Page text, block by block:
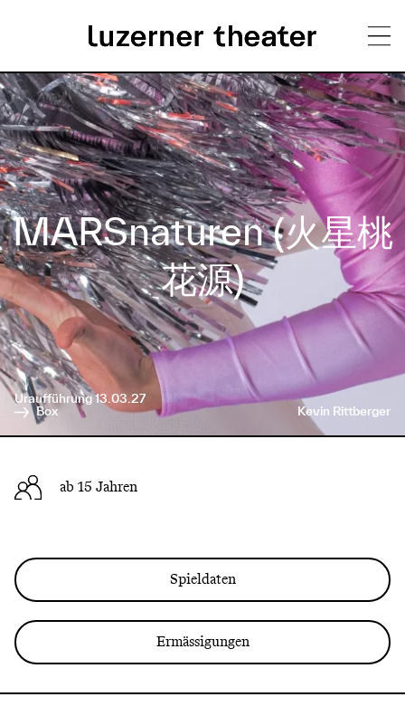
Direkt
zum
Inhalt
H
a
u
p
t
m
e
n
ü
MARSnaturen (火星桃
花源)
Uraufführung 13.03.27
Box
Kevin Rittberger
ab 15 Jahren
Spieldaten
Ermässigungen